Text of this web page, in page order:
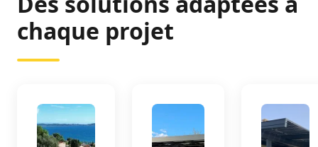
chaque projet